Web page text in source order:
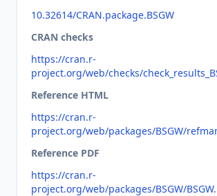
10.32614/CRAN.package.BSGW
CRAN checks
https://cran.r-
project.org/web/checks/
Reference HTML
https://cran.r-
project.org/web/packages/BSGW/
Reference PDF
https://cran.r-
project.org/web/packages/BSGW/